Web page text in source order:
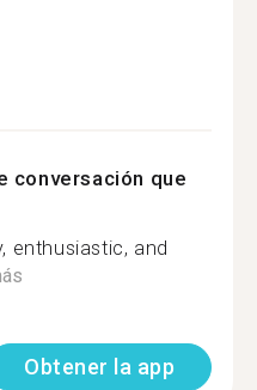
conversación que
enthusiastic, and
Obtener la app